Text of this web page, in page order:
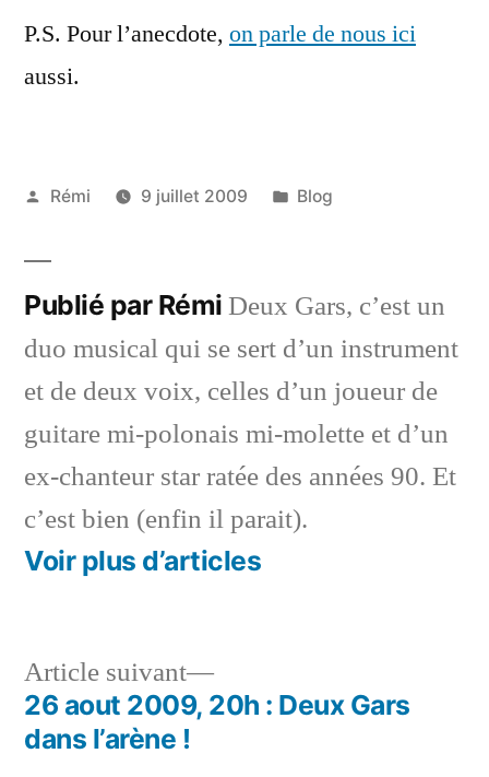
P.S. Pour l’anecdote, on parle de nous ici
aussi.
Publié
Rémi 9 juillet 2009
Publié
Blog
Publié par RémiDeux Gars, c’est un
duo musical qui se sert d’un instrument
et de deux voix, celles d’un joueur de
guitare mi-polonais mi-molette et d’un
ex-chanteur star ratée des années 90. Et
c’est bien (enfin il parait).
Voir plus d’articles
Navigation
Article suivant
Article
suivant :
26 aout 2009, 20h : Deux Gars
dans l’arène !